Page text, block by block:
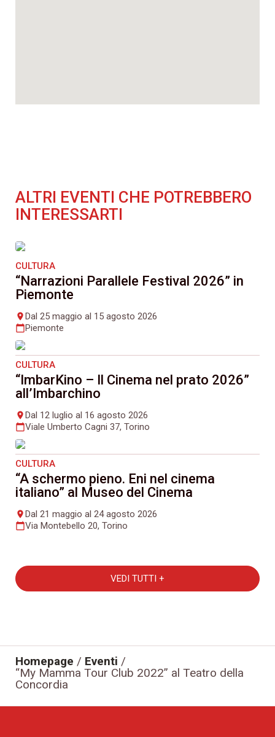
ALTRI EVENTI CHE POTREBBERO
INTERESSARTI
CULTURA
“Narrazioni Parallele Festival 2026” in
Piemonte
placeDal 25 maggio al 15 agosto 2026
calendar_todayPiemonte
CULTURA
“ImbarKino – Il Cinema nel prato 2026”
all’Imbarchino
placeDal 12 luglio al 16 agosto 2026
calendar_todayViale Umberto Cagni 37, Torino
CULTURA
“A schermo pieno. Eni nel cinema
italiano” al Museo del Cinema
placeDal 21 maggio al 24 agosto 2026
calendar_todayVia Montebello 20, Torino
VEDI TUTTI +
Homepage / Eventi /
“My Mamma Tour Club 2022” al Teatro della
Concordia